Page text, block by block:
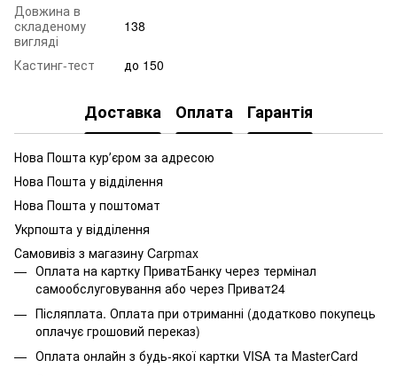
Довжина в
складеному
вигляді
138
Кастинг-тест до 150
Доставка Оплата Гарантія
Нова Пошта курʼєром за адресою
Нова Пошта у відділення
Нова Пошта у поштомат
Укрпошта у відділення
Самовивіз з магазину Carpmax
Оплата на картку ПриватБанку через термінал
самообслуговування або через Приват24
Післяплата. Оплата при отриманні (додатково покупець
оплачує грошовий переказ)
Оплата онлайн з будь-якої картки VISA та MasterCard